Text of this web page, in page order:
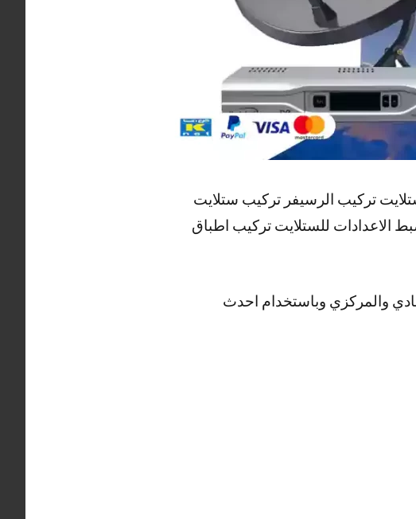
تركيب الرسيفر تركيب ستلايت
الاعدادات للستلايت تركيب اطباق
والمركزي وباستخدام احدث